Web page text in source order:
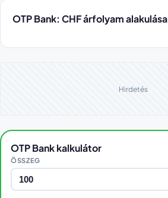
OTP Bank: CHF árfolyam alakulása
Hirdetés
OTP Bank kalkulátor
ÖSSZEG